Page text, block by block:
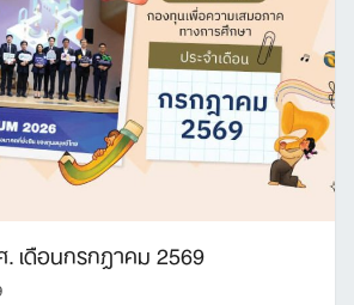
เดือนกรกฎาคม 2569